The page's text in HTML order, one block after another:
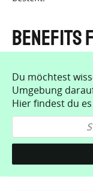
Benefits
Du möchtest
Umgebung
Hier findest du